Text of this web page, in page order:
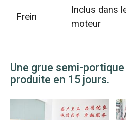
Frein
Inclus dans
moteur
Une grue semi-
produite en 15 jours.